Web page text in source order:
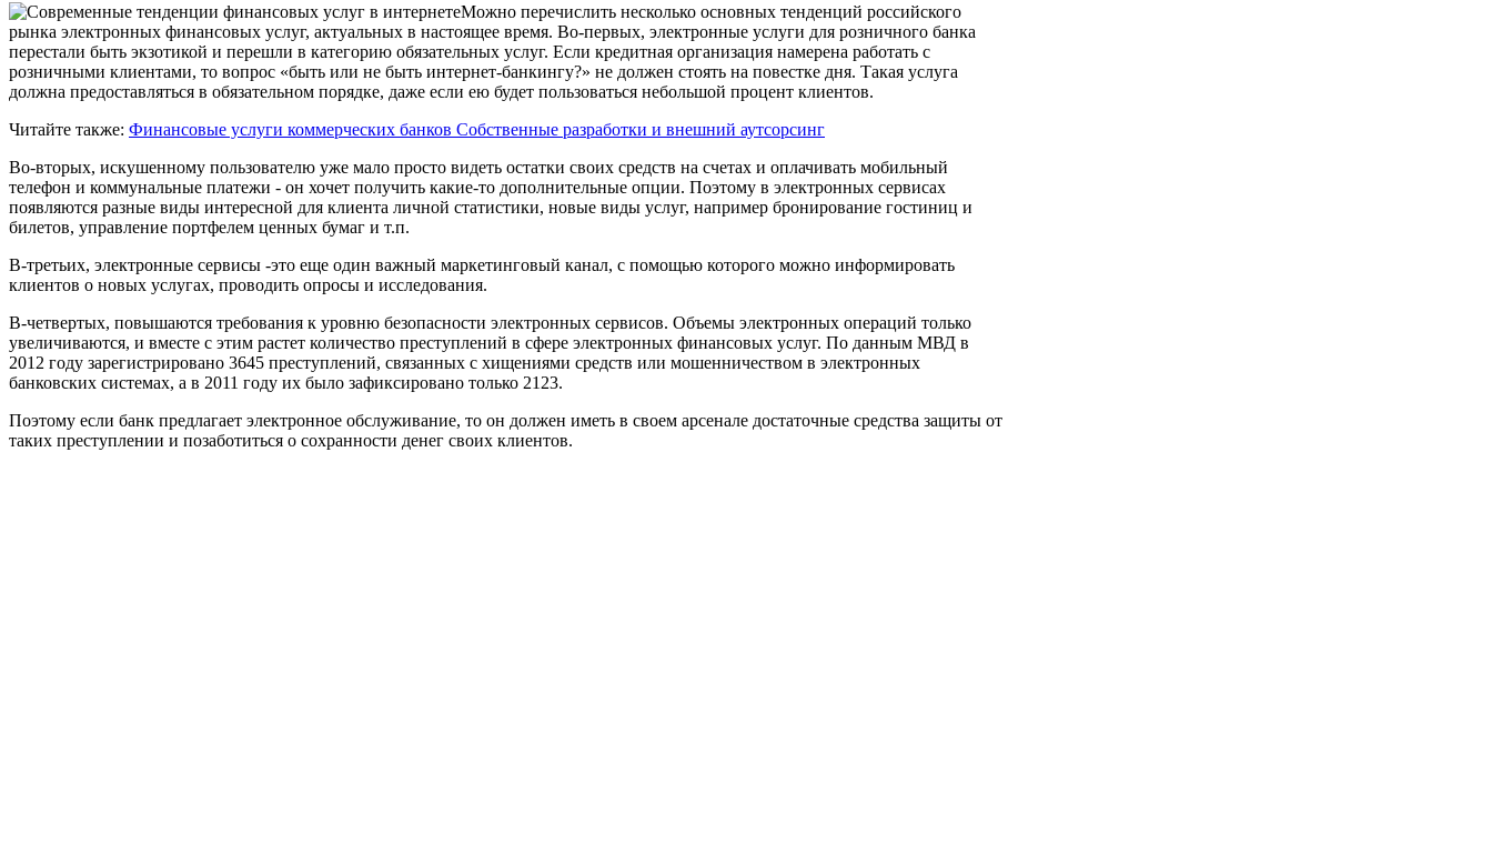
Можно перечислить несколько основных тенденций российского
рынка электронных финансовых услуг, актуальных в настоящее время. Во-первых, электронные услуги для розничного банка
перестали быть экзотикой и перешли в категорию обязательных услуг. Если кредитная организация намерена работать с
розничными клиентами, то вопрос «быть или не быть интернет-банкингу?» не должен стоять на повестке дня. Такая услуга
должна предоставляться в обязательном порядке, даже если ею будет пользоваться небольшой процент клиентов.
Читайте также: Финансовые услуги коммерческих банков Собственные разработки и внешний аутсорсинг
Во-вторых, искушенному пользователю уже мало просто видеть остатки своих средств на счетах и оплачивать мобильный
телефон и коммунальные платежи - он хочет получить какие-то дополнительные опции. Поэтому в электронных сервисах
появляются разные виды интересной для клиента личной статистики, новые виды услуг, например бронирование гостиниц и
билетов, управление портфелем ценных бумаг и т.п.
В-третьих, электронные сервисы -это еще один важный маркетинговый канал, с помощью которого можно информировать
клиентов о новых услугах, проводить опросы и исследования.
В-четвертых, повышаются требования к уровню безопасности электронных сервисов. Объемы электронных операций только
увеличиваются, и вместе с этим растет количество преступлений в сфере электронных финансовых услуг. По данным МВД в
2012 году зарегистрировано 3645 преступлений, связанных с хищениями средств или мошенничеством в электронных
банковских системах, а в 2011 году их было зафиксировано только 2123.
Поэтому если банк предлагает электронное обслуживание, то он должен иметь в своем арсенале достаточные средства защиты от
таких преступлении и позаботиться о сохранности денег своих клиентов.